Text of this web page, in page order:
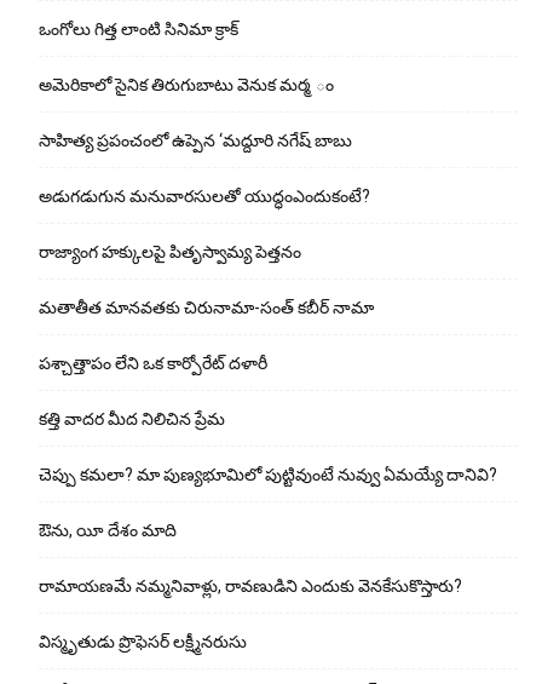
ఒంగోలు గిత్త లాంటి సినిమా క్రాక్
అమెరికాలో సైనిక తిరుగుబాటు వెనుక మర్మ ం
సాహిత్య ప్రపంచంలో ఉప్పెన ‘మద్దూరి నగేష్ బాబు
అడుగ‌డుగున మ‌నువార‌సుల‌తో యుద్ధంఎందుకంటే?
రాజ్యాంగ హక్కులపై పితృస్వామ్య పెత్తనం
మతాతీత మానవతకు చిరునామా-సంత్ కబీర్ నామా
పశ్చాత్తాపం లేని ఒక కార్పోరేట్ దళారీ
కత్తి వాదర మీద నిలిచిన ప్రేమ
చెప్పు క‌మ‌లా? మా పుణ్యభూమిలో పుట్టివుంటే నువ్వు ఏమయ్యే దానివి?
ఔను, యీ దేశం మాది
రామాయణమే నమ్మనివాళ్లు, రావణుడిని ఎందుకు వెనకేసుకొస్తారు?
విస్మృతుడు ప్రొఫెసర్ లక్ష్మీనరుసు